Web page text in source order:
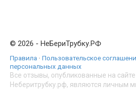
© 2026 - НеБериТрубку.РФ
Правила · Пользовательское
персональных данных
Все отзывы, опубликованные на сайте
Неберитрубку.рф, являются личным